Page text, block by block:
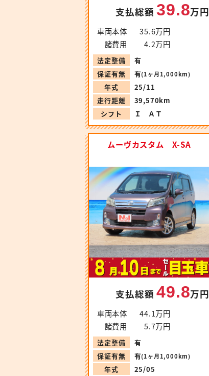
支払総額39.8万円
車両本体
35.6万円
諸費用
4.2万円
法定整備
有
保証有無
有(1ヶ月1,000km)
年式
25/11
走行距離
39,570km
シフト
Ｉ ＡＴ
ムーヴカスタム X-SA
支払総額49.8万円
車両本体
44.1万円
諸費用
5.7万円
法定整備
有
保証有無
有(1ヶ月1,000km)
年式
25/05